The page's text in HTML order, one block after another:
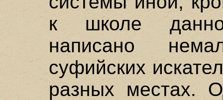
к школе
написано
суфийских
разных местах.